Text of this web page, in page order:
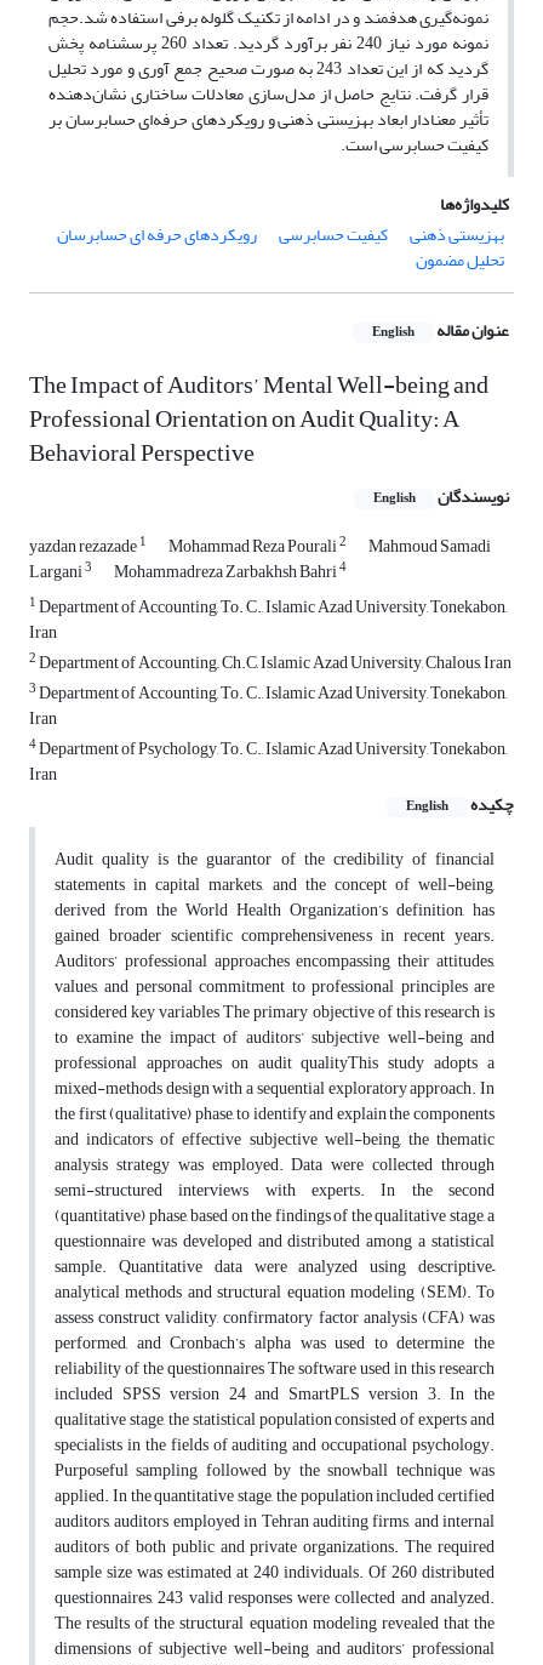
نمونه‌گیری هدفمند و در ادامه از تکنیک گلوله برفی استفاده شد.حجم
نمونه مورد نیاز 240 نفر برآورد گردید. تعداد 260 پرسشنامه پخش
گردید که از این تعداد 243 به صورت صحیح جمع آوری و مورد تحلیل
قرار گرفت. نتایج حاصل از مدل‌سازی معادلات ساختاری نشان‌دهنده
تأثیر معنادار ابعاد بهزیستی ذهنی و رویکردهای حرفه‌ای حسابرسان بر
کیفیت حسابرسی است.
کلیدواژه‌ها
بهزیستی ذهنی
کیفیت حسابرسی رویکردهای حرفه ای حسابرسان
تحلیل مضمون
عنوان مقاله English
The Impact of Auditors’ Mental Well-being and
Professional Orientation on Audit Quality: A
Behavioral Perspective
نویسندگان English
yazdan rezazade1 Mohammad Reza Pourali2 Mahmoud Samadi
Largani3 Mohammadreza Zarbakhsh Bahri4
1Department of Accounting, To. C., Islamic Azad University, Tonekabon,
Iran
2Department of Accounting,, Ch.C, Islamic Azad University, Chalous, Iran
3Department of Accounting, To. C., Islamic Azad University, Tonekabon,
Iran
4Department of Psychology, To. C., Islamic Azad University, Tonekabon,
Iran
چکیده
English
Audit quality is the guarantor of the credibility of financial
statements in capital markets, and the concept of well-being,
derived from the World Health Organization’s definition, has
gained broader scientific comprehensiveness in recent years.
Auditors’ professional approaches encompassing their attitudes,
values, and personal commitment to professional principles are
considered key variables The primary objective of this research is
to examine the impact of auditors’ subjective well-being and
professional approaches on audit qualityThis study adopts a
mixed-methods design with a sequential exploratory approach. In
the first (qualitative) phase, to identify and explain the components
and indicators of effective subjective well-being, the thematic
analysis strategy was employed. Data were collected through
semi-structured interviews with experts. In the second
(quantitative) phase, based on the findings of the qualitative stage, a
questionnaire was developed and distributed among a statistical
sample. Quantitative data were analyzed using descriptive–
analytical methods and structural equation modeling (SEM). To
assess construct validity, confirmatory factor analysis (CFA) was
performed, and Cronbach’s alpha was used to determine the
reliability of the questionnaires The software used in this research
included SPSS version 24 and SmartPLS version 3. In the
qualitative stage, the statistical population consisted of experts and
specialists in the fields of auditing and occupational psychology.
Purposeful sampling followed by the snowball technique was
applied. In the quantitative stage, the population included certified
auditors, auditors employed in Tehran auditing firms, and internal
auditors of both public and private organizations. The required
sample size was estimated at 240 individuals. Of 260 distributed
questionnaires, 243 valid responses were collected and analyzed.
The results of the structural equation modeling revealed that the
dimensions of subjective well-being and auditors’ professional